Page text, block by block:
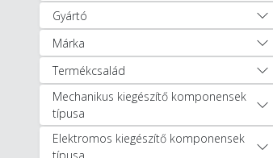
Mérőberendezés (598)
Sínre szerelhető
moduláris készülékek (7338)
Biztosítós szakaszolókapcsolók
és betétek (2022)
Tokozott síncsatorna
Gyártó
Márka
Termékcsalád
Mechanikus kiegészítő komponensek
típusa
Elektromos kiegészítő komponensek